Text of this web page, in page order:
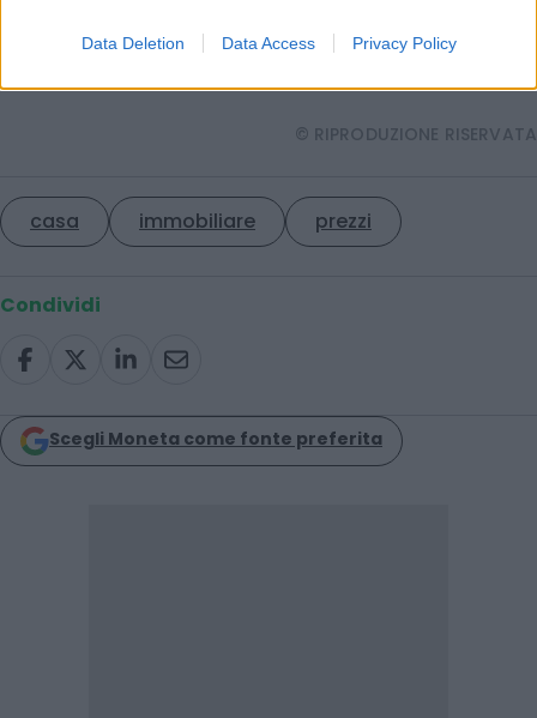
Data Deletion Data Access Privacy Policy
scattato l’esodo dal centro delle città
© RIPRODUZIONE RISERVATA
casa immobiliare prezzi
Condividi
Scegli Moneta come fonte preferita